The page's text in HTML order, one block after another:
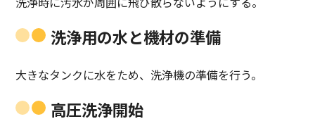
洗浄用の水と機材の準備
大きなタンクに水をため、洗浄機の準備を行う。
高圧洗浄開始